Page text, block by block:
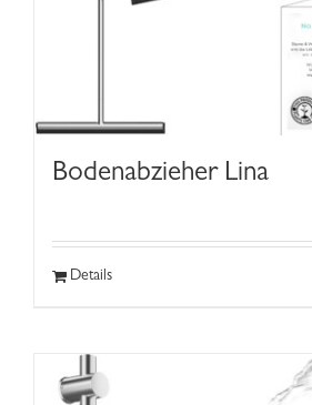
Bodenabzieher Lina
Details